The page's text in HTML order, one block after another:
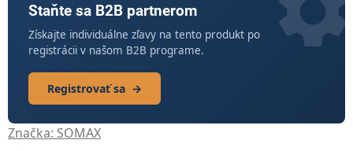
Značka: SOMAX
Staňte sa B2B partnerom
Získajte individuálne zľavy na tento produkt po
registrácii v našom B2B programe.
Registrovať sa →